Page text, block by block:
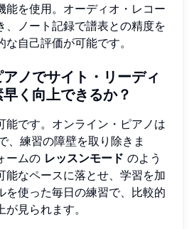
能を使用。オーディオ・レコー
、ノート記録で譜表との精度を
自己評価が可能です。
ノでサイト・リーディ
く向上できるか？
能です。オンライン・ピアノは
、練習の障壁を取り除きま
ームの レッスンモード のよう
能なペースに落とせ、学習を加
を使った毎日の練習で、比較的
見られます。